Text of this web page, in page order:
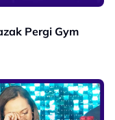
Pergi Gym